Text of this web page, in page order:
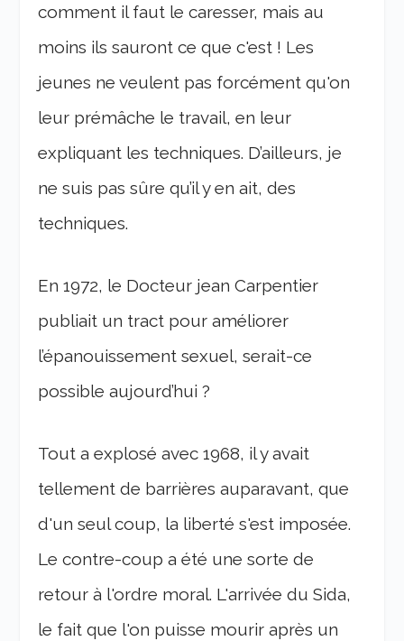
comment il faut le caresser, mais au
moins ils sauront ce que c'est ! Les
jeunes ne veulent pas forcément qu'on
leur prémâche le travail, en leur
expliquant les techniques. D’ailleurs, je
ne suis pas sûre qu’il y en ait, des
techniques.
En 1972, le Docteur jean Carpentier
publiait un tract pour améliorer
l’épanouissement sexuel, serait-ce
possible aujourd’hui ?
Tout a explosé avec 1968, il y avait
tellement de barrières auparavant, que
d'un seul coup, la liberté s'est imposée.
Le contre-coup a été une sorte de
retour à l'ordre moral. L'arrivée du Sida,
le fait que l'on puisse mourir après un